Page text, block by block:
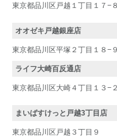
東京都品川区戸越１丁目１７−８
オオゼキ戸越銀座店
東京都品川区平塚２丁目１８−９
ライフ大崎百反通店
東京都品川区大崎４丁目１３−２
まいばすけっと戸越3丁目店
東京都品川区戸越３丁目９